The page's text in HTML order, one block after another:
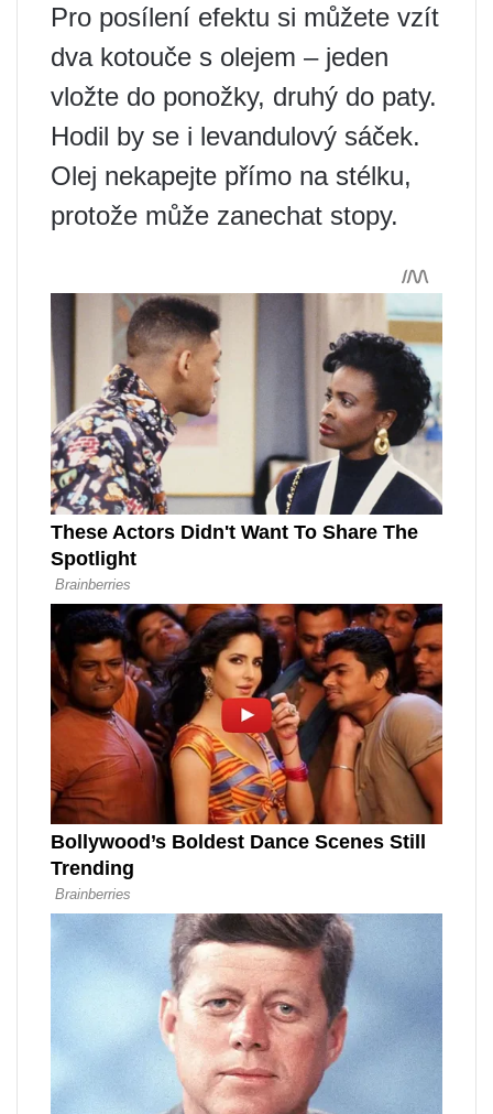
Pro posílení efektu si můžete vzít
dva kotouče s olejem – jeden
vložte do ponožky, druhý do paty.
Hodil by se i levandulový sáček.
Olej nekapejte přímo na stélku,
protože může zanechat stopy.